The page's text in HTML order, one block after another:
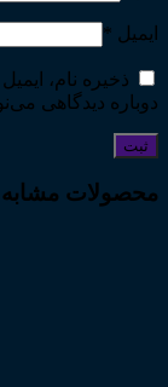
ایمیل *
ذخیره نام،
دوباره دیدگاهی
محصولات مشابه